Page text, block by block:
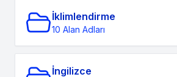
İklimlendirme
10 Alan Adları
İngilizce